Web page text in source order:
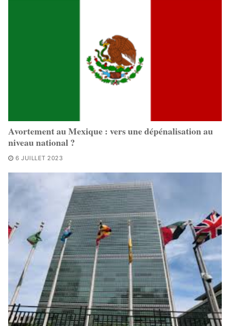
Avortement au Mexique : vers une dépénalisation au
niveau national ?
6 JUILLET 2023